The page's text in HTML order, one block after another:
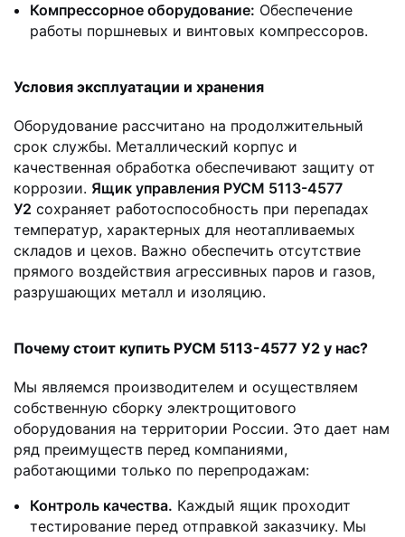
Компрессорное оборудование: Обеспечение
работы поршневых и винтовых компрессоров.
Условия эксплуатации и хранения
Оборудование рассчитано на продолжительный
срок службы. Металлический корпус и
качественная обработка обеспечивают защиту от
коррозии. Ящик управления РУСМ 5113-4577
У2 сохраняет работоспособность при перепадах
температур, характерных для неотапливаемых
складов и цехов. Важно обеспечить отсутствие
прямого воздействия агрессивных паров и газов,
разрушающих металл и изоляцию.
Почему стоит купить РУСМ 5113-4577 У2 у нас?
Мы являемся производителем и осуществляем
собственную сборку электрощитового
оборудования на территории России. Это дает нам
ряд преимуществ перед компаниями,
работающими только по перепродажам:
Контроль качества. Каждый ящик проходит
тестирование перед отправкой заказчику. Мы